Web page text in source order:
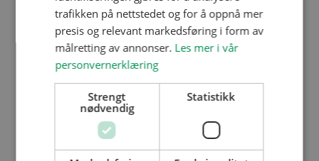
Vår rådgiver på prosjektet: Magne Egerhei
Se andre inspirerende prosjekter:
trafikken på nettstedet og for å oppnå mer
presis og relevant markedsføring i form av
målretting av annonser. Les mer i vår
personvernerklæring
Strengt
nødvendig
Statistikk